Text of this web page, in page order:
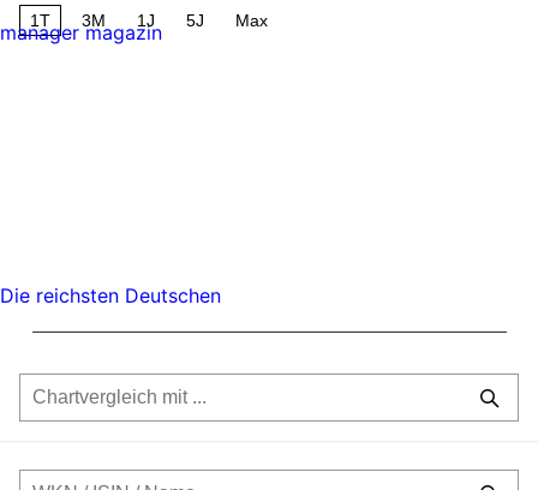
1T 3M 1J 5J Max
manager magazin
Die reichsten Deutschen